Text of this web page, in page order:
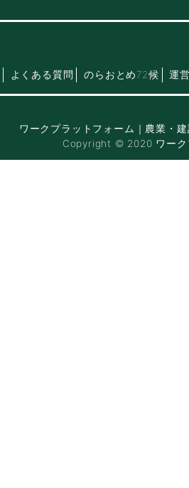
よくある質問 のらおとめ72候 運
ワークプラットフォーム｜農業・
Copyright © 2020 ワーク